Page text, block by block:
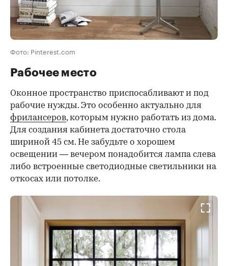
Фото: Pinterest.com
Рабочее место
Оконное пространство приспосабливают и под
рабочие нужды. Это особенно актуально для
фрилансеров, которым нужно работать из дома.
Для создания кабинета достаточно стола
шириной 45 см. Не забудьте о хорошем
освещении — вечером понадобится лампа слева
либо встроенные светодиодные светильники на
откосах или потолке.